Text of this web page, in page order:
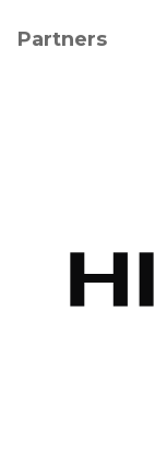
Partners